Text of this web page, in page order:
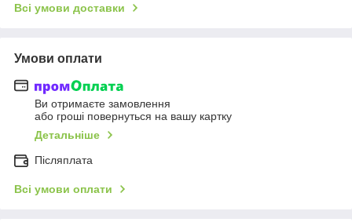
Всі умови доставки
Умови оплати
Ви отримаєте замовлення
або гроші повернуться на вашу картку
Детальніше
Післяплата
Всі умови оплати